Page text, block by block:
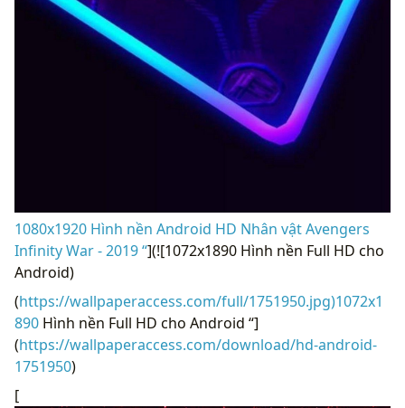
1080x1920 Hình nền Android HD Nhân vật Avengers
Infinity War - 2019 “](![1072x1890 Hình nền Full HD cho
Android)
(https://wallpaperaccess.com/full/1751950.jpg)1072x1
890 Hình nền Full HD cho Android “]
(https://wallpaperaccess.com/download/hd-android-
1751950)
[